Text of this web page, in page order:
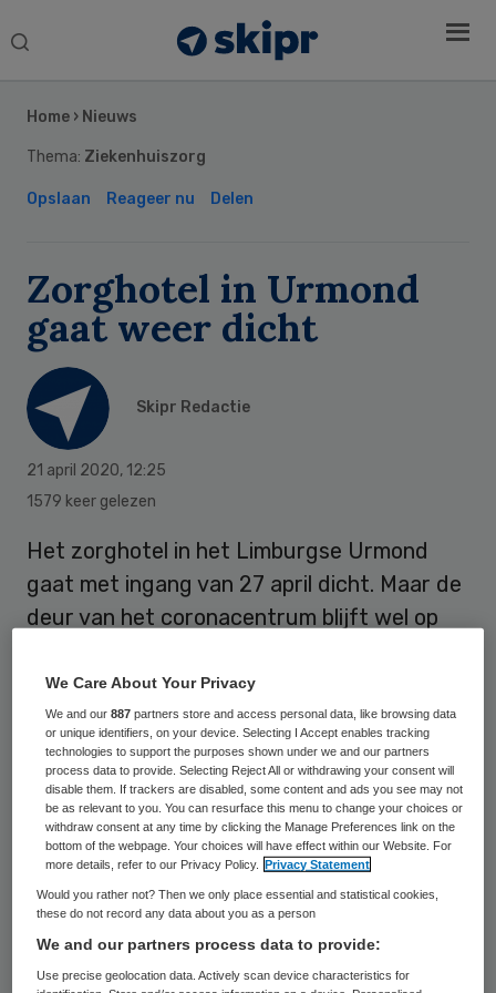
Search
Home › Nieuws
Thema: Ziekenhuiszorg
Opslaan Reageer nu Delen
Zorghotel in Urmond
gaat weer dicht
Skipr Redactie
21 april 2020, 12:25
1579 keer gelezen
Het zorghotel in het Limburgse Urmond
gaat met ingang van 27 april dicht. Maar de
deur van het coronacentrum blijft wel op
van zieken toch nodig blijkt.
Toestroom
Dat maakte voorzitter Jack Jansen van het
Van der Valk hotel bekend. Nu liggen er tien
patiënten, terwijl het hotel een capaciteit
heeft van ongeveer 250 bedden. Vorige
maand werd in het hotel het eerste
Sidebar
We Care About Your Privacy
We and our887 partners store and access personal data, like browsing data
or unique identifiers, on your device. Selecting I Accept enables tracking
technologies to support the purposes shown under we and our partners
process data to provide. Selecting Reject All or withdrawing your consent will
disable them. If trackers are disabled, some content and ads you see may not
be as relevant to you. You can resurface this menu to change your choices or
withdraw consent at any time by clicking the Manage Preferences link on the
bottom of the webpage. Your choices will have effect within our Website. For
more details, refer to our Privacy Policy.
Privacy Statement
Would you rather not? Then we only place essential and statistical cookies,
these do not record any data about you as a person
We and our partners process data to provide:
Use precise geolocation data. Actively scan device characteristics for